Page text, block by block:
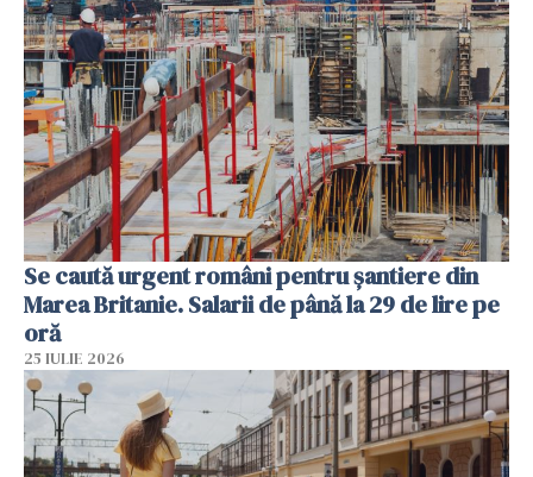
Se caută urgent români pentru șantiere din
Marea Britanie. Salarii de până la 29 de lire pe
oră
25 IULIE 2026